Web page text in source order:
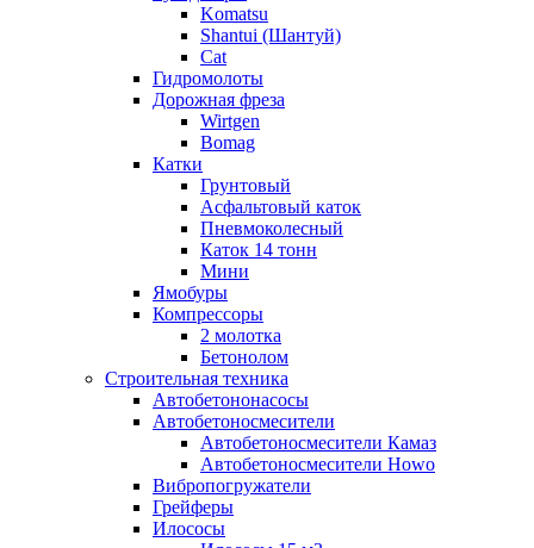
Komatsu
Shantui (Шантуй)
Cat
Гидромолоты
Дорожная фреза
Wirtgen
Bomag
Катки
Грунтовый
Асфальтовый каток
Пневмоколесный
Каток 14 тонн
Мини
Ямобуры
Компрессоры
2 молотка
Бетонолом
Строительная техника
Автобетононасосы
Автобетоносмесители
Автобетоносмесители Камаз
Автобетоносмесители Howo
Вибропогружатели
Грейферы
Илососы